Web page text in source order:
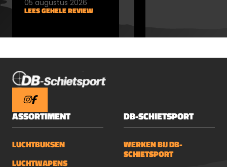
LEES GEHELE REVIEW
05 augustus 2026
ASSORTIMENT
LUCHTBUKSEN
LUCHTWAPENS
DB-SCHIETSPORT
WERKEN BIJ DB-
SCHIETSPORT